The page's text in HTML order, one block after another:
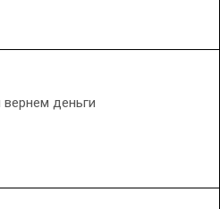
деньги